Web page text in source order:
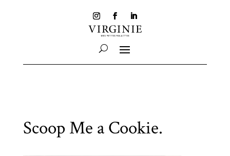
Scoop Me a Cookie.